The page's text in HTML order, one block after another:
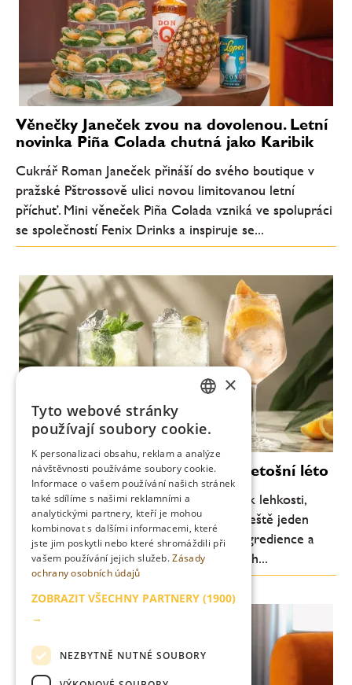
Věnečky Janeček zvou na dovolenou. Letní
novinka Piña Colada chutná jako Karibik
Cukrář Roman Janeček přináší do svého boutique v
pražské Pštrossově ulici novou limitovanou letní
příchuť. Mini věneček Piña Colada vzniká ve spolupráci
se společností Fenix Drinks a inspiruje se...
Moderní koktejly, které definují letošní léto
Letní barová scéna se každoročně vrací k lehkosti,
svěžesti a pitelnosti. Letos je ale patrný ještě jeden
posun: důraz na jednoduchost, kvalitní ingredience a
chuťovou čitelnost. Méně komplikovaných...
ENGLISH
×
Tyto webové stránky
používají soubory cookie.
K personalizaci obsahu, reklam a analýze
návštěvnosti používáme soubory cookie.
Informace o vašem používání našich stránek
také sdílíme s našimi reklamními a
analytickými partnery, kteří je mohou
kombinovat s dalšími informacemi, které
jste jim poskytli nebo které shromáždili při
vašem používání jejich služeb.Zásady
ochrany osobních údajů
ZOBRAZIT VŠECHNY PARTNERY (1900)
→
NEZBYTNĚ NUTNÉ SOUBORY